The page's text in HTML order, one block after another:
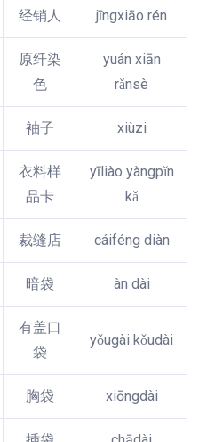
经销人
jīngxiāo rén
原纤染
色
yuán xiān
rǎnsè
袖子 xiùzi
衣料样
品卡
yīliào yàngpǐn
kǎ
裁缝店 cáiféng diàn
暗袋 àn dài
有盖口
袋
yǒugài kǒudài
胸袋 xiōngdài